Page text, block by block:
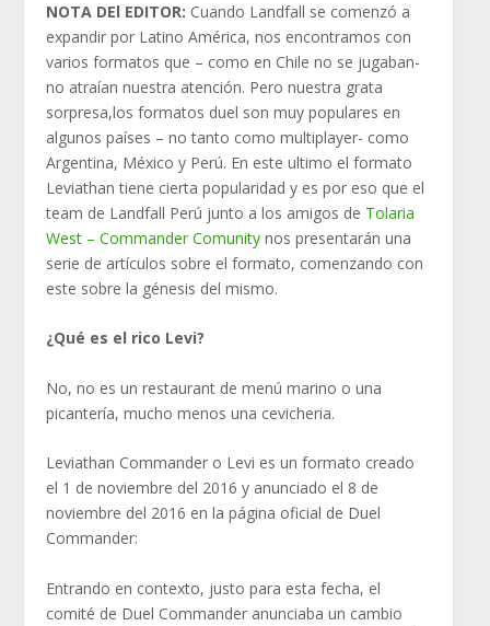
NOTA DEl EDITOR: Cuando Landfall se comenzó a
expandir por Latino América, nos encontramos con
varios formatos que – como en Chile no se jugaban-
no atraían nuestra atención. Pero nuestra grata
sorpresa,los formatos duel son muy populares en
algunos países – no tanto como multiplayer- como
Argentina, México y Perú. En este ultimo el formato
Leviathan tiene cierta popularidad y es por eso que el
team de Landfall Perú junto a los amigos de Tolaria
West – Commander Comunity nos presentarán una
serie de artículos sobre el formato, comenzando con
este sobre la génesis del mismo.
¿Qué es el rico Levi?
No, no es un restaurant de menú marino o una
picantería, mucho menos una cevicheria.
Leviathan Commander o Levi es un formato creado
el 1 de noviembre del 2016 y anunciado el 8 de
noviembre del 2016 en la página oficial de Duel
Commander:
Entrando en contexto, justo para esta fecha, el
comité de Duel Commander anunciaba un cambio